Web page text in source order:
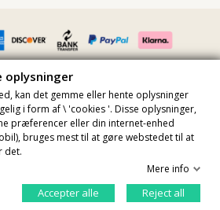
· Momsnummer FR36509778270 · Alle
©2023 Brazilian Bikini Shop
by reCAPTCHA.
oplysninger
oplysninger
kan det gemme eller hente oplysninger
i form af \ 'cookies '. Disse oplysninger,
præferencer eller din internet-enhed
bruges mest til at gøre webstedet til at
det.
Mere info
Accepter alle Reject all